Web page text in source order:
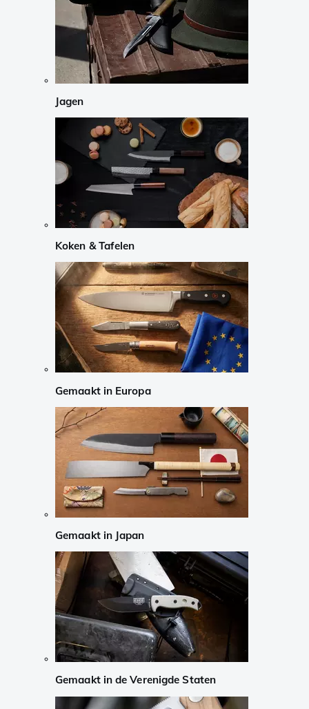
Jagen
Koken & Tafelen
Gemaakt in Europa
Gemaakt in Japan
Gemaakt in de Verenigde Staten